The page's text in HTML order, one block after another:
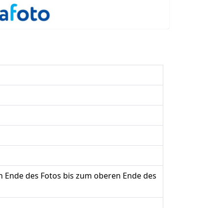
des Fotos bis zum oberen Ende des